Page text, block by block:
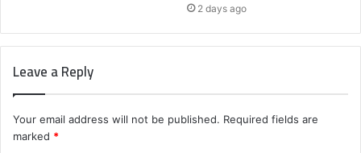
2 days ago
Leave a Reply
Your email address will not be published. Required fields are
marked *